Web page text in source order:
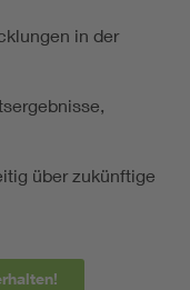
in der
über zukünftige